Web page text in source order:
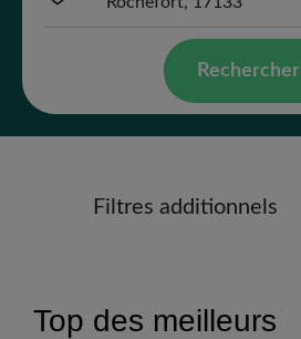
Rechercher
Filtres additionnels
Top des meilleurs